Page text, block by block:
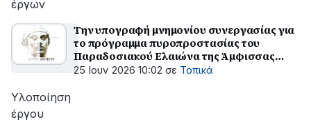
έργων
Την υπογραφή μνημονίου συνεργασίας για
το πρόγραμμα πυροπροστασίας του
Παραδοσιακού Ελαιώνα της Άμφισσας
αποφάσισε το Δημοτικό Συμβούλιο Δ.
25 Ιουν 2026 10:02 σε Τοπικά
Υλοποίηση
έργου